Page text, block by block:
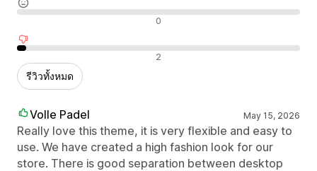
รีวิวที่เป็นกลาง 0
รีวิวเชิงลบ 2
รีวิวทั้งหมด
Volle Padel May 15, 2026
Really love this theme, it is very flexible and easy to
use. We have created a high fashion look for our
store. There is good separation between desktop